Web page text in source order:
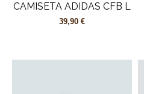
CAMISETA ADIDAS CFB L
39,90 €